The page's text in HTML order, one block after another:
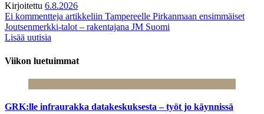
Kirjoitettu 6.8.2026
Ei kommentteja artikkeliin Tampereelle Pirkanmaan ensimmäiset
Joutsenmerkki-talot – rakentajana JM Suomi
Lisää uutisia
Viikon luetuimmat
GRK:lle infraurakka datakeskuksesta – työt jo käynnissä